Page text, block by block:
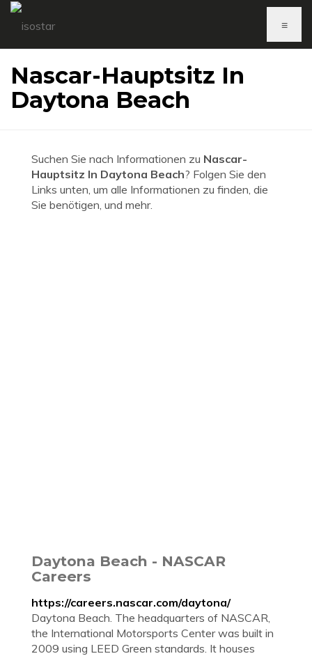
≡
Nascar-Hauptsitz In
Daytona Beach
Suchen Sie nach Informationen zu Nascar-
Hauptsitz In Daytona Beach? Folgen Sie den
Links unten, um alle Informationen zu finden, die
Sie benötigen, und mehr.
Daytona Beach - NASCAR
Careers
https://careers.nascar.com/daytona/
Daytona Beach. The headquarters of NASCAR,
the International Motorsports Center was built in
2009 using LEED Green standards. It houses